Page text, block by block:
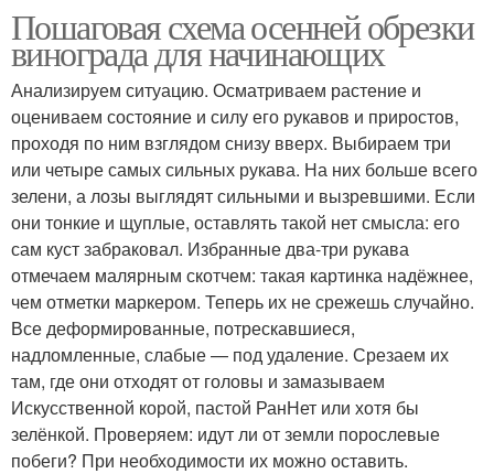
Пошаговая схема осенней обрезки
винограда для начинающих
Анализируем ситуацию. Осматриваем растение и
оцениваем состояние и силу его рукавов и приростов,
проходя по ним взглядом снизу вверх. Выбираем три
или четыре самых сильных рукава. На них больше всего
зелени, а лозы выглядят сильными и вызревшими. Если
они тонкие и щуплые, оставлять такой нет смысла: его
сам куст забраковал. Избранные два-три рукава
отмечаем малярным скотчем: такая картинка надёжнее,
чем отметки маркером. Теперь их не срежешь случайно.
Все деформированные, потрескавшиеся,
надломленные, слабые — под удаление. Срезаем их
там, где они отходят от головы и замазываем
Искусственной корой, пастой РанНет или хотя бы
зелёнкой. Проверяем: идут ли от земли порослевые
побеги? При необходимости их можно оставить.